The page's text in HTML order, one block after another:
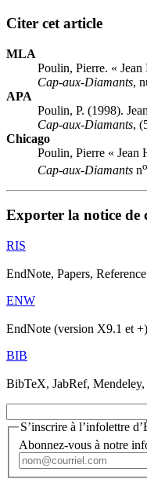
Citer cet article
MLA
Poulin, Pierre. « Jean
Cap-aux-Diamants,
APA
Poulin, P. (1998).
Cap-aux-Diamants,
Chicago
Poulin, Pierre « Jean
Cap-aux-Diamants no
Exporter la notice de
RIS
EndNote, Papers,
ENW
EndNote (version X9.1 et
BIB
BibTeX, JabRef,
S’inscrire à l’infolettre
Abonnez-vous à notre